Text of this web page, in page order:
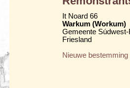
It Noard 66
Warkum (Workum)
Gemeente
Friesland
Nieuwe bestemming